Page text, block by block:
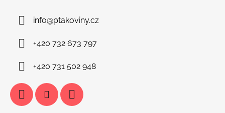
info@ptakoviny.cz
+420 732 673 797
+420 731 502 948